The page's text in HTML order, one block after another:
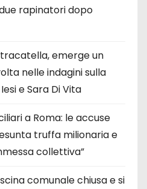
rapinatori dopo
emerge un
nelle indagini sulla
e Sara Di Vita
a Roma: le accuse
truffa milionaria e
collettiva”
comunale chiusa e si